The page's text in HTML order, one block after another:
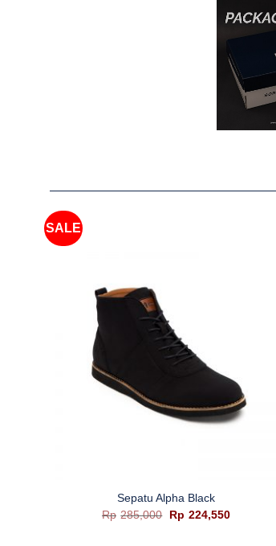
SALE
Sepatu Alpha Black
Rp 285,000
Harga
aslinya
Rp 224,550Harga